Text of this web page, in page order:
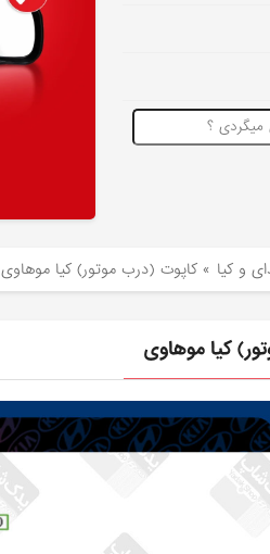
و کیا »کاپوت (درب موتور) کیا موهاوی
کیا موهاوی